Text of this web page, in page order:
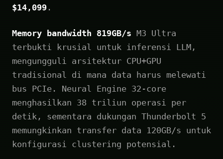
$14,099 .
Memory bandwidth 819GB/s M3 Ultra
terbukti krusial untuk inferensi LLM,
mengungguli arsitektur CPU+GPU
tradisional di mana data harus melewati
bus PCIe. Neural Engine 32-core
menghasilkan 38 triliun operasi per
detik, sementara dukungan Thunderbolt 5
memungkinkan transfer data 120GB/s untuk
konfigurasi clustering potensial.